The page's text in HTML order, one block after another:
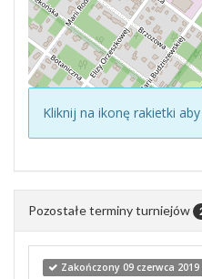
Kliknij na ikonę rakietki
Pozostałe terminy turniejów
Zakończony 09 czerwca 2019